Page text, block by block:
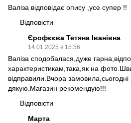
Валіза відповідає опису ,усе супер !!
Відповісти
Єрофєєва Тетяна Іванівна
14.01.2025 в 15:56
Валіза сподобалася,дуже
характеристикам,така,як на
відправили.Вчора
дякую.Магазин рекомендую!!!
Відповісти
Марта